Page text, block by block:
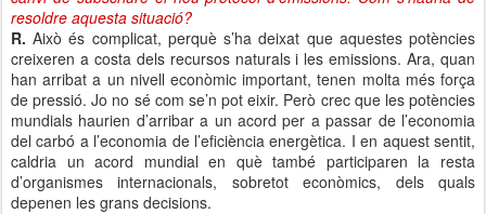
resoldre aquesta situació?
R. Això és complicat, perquè s’ha deixat que aquestes potències
creixeren a costa dels recursos naturals i les emissions. Ara, quan
han arribat a un nivell econòmic important, tenen molta més força
de pressió. Jo no sé com se’n pot eixir. Però crec que les potències
mundials haurien d’arribar a un acord per a passar de l’economia
del carbó a l’economia de l’eficiència energètica. I en aquest sentit,
caldria un acord mundial en què també participaren la resta
d’organismes internacionals, sobretot econòmics, dels quals
depenen les grans decisions.